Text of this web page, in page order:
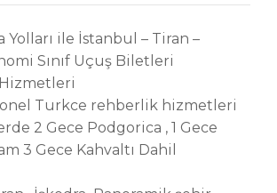
ve meydanında
serbest zamanın
otelimize transfer
sağlanıyor.
misafirlerimiz ekstra olarak
Skadar Gölü turuna
(45 EUR). İşkodra Gölü
Yolları ile İstanbul – Tiran –
Sınıf Uçuş Biletleri
Turkce rehberlik hizmetleri
2 Gece Podgorica , 1 Gece
3 Gece Kahvaltı Dahil